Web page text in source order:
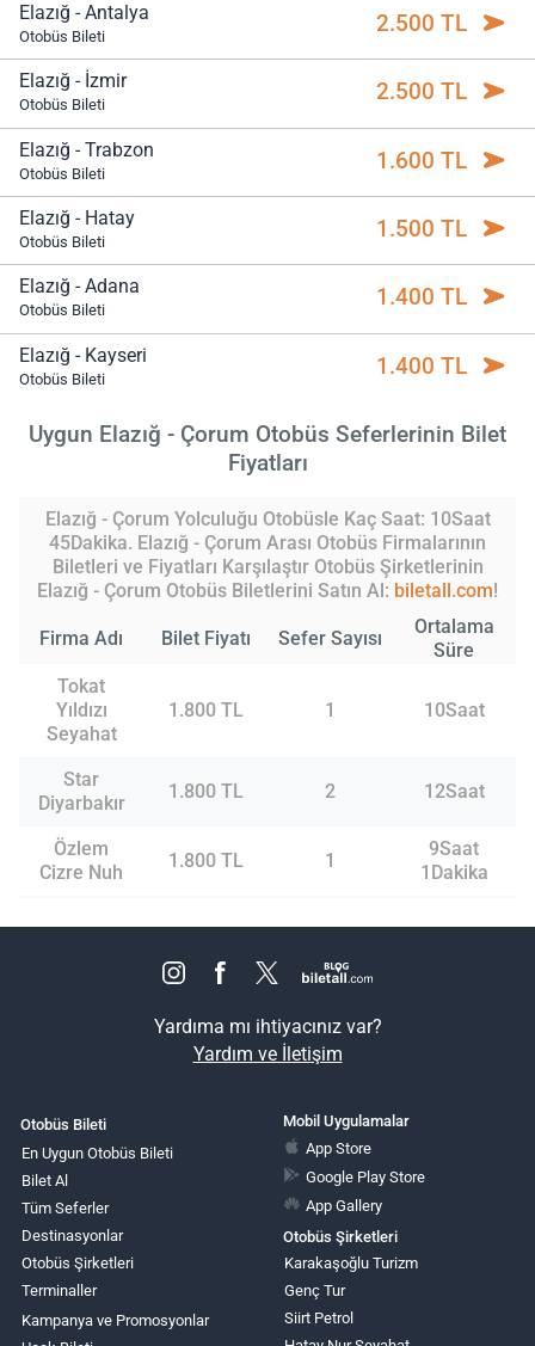
Elazığ - Antalya
Otobüs Bileti 2.500 TL
Elazığ - İzmir
Otobüs Bileti 2.500 TL
Elazığ - Trabzon
Otobüs Bileti 1.600 TL
Elazığ - Hatay
Otobüs Bileti 1.500 TL
Elazığ - Adana
Otobüs Bileti 1.400 TL
Elazığ - Kayseri
Otobüs Bileti 1.400 TL
Uygun Elazığ - Çorum Otobüs Seferlerinin Bilet
Fiyatları
Elazığ - Çorum Yolculuğu Otobüsle Kaç Saat: 10Saat
45Dakika. Elazığ - Çorum Arası Otobüs Firmalarının
Biletleri ve Fiyatları Karşılaştır Otobüs Şirketlerinin
Elazığ - Çorum Otobüs Biletlerini Satın Al: biletall.com!
Firma Adı Bilet Fiyatı Sefer Sayısı
Ortalama
Süre
Tokat
Yıldızı
Seyahat
1.800 TL 1 10Saat
Star
Diyarbakır
1.800 TL 2 12Saat
Özlem
Cizre Nuh
1.800 TL 1
9Saat
1Dakika
Yardıma mı ihtiyacınız var?
Yardım ve İletişim
Otobüs Bileti
En Uygun Otobüs Bileti
Bilet Al
Tüm Seferler
Destinasyonlar
Otobüs Şirketleri
Terminaller
Kampanya ve Promosyonlar
Mobil Uygulamalar
App Store
Google Play Store
App Gallery
Otobüs Şirketleri
Karakaşoğlu Turizm
Genç Tur
Siirt Petrol